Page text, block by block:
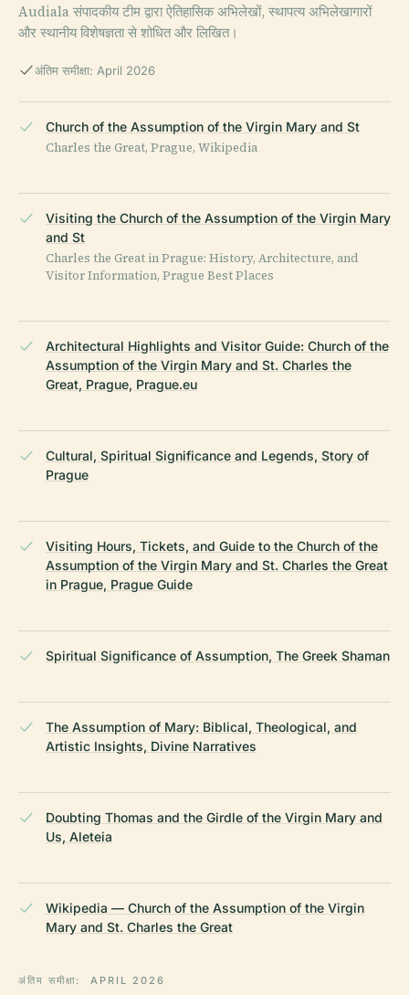
Audiala संपादकीय टीम द्वारा ऐतिहासिक अभिलेखों, स्थापत्य अभिलेखागारों
और स्थानीय विशेषज्ञता से शोधित और लिखित।
अंतिम समीक्षा: April 2026
Church of the Assumption of the Virgin Mary and St
Charles the Great, Prague, Wikipedia
Visiting the Church of the Assumption of the Virgin Mary
and St
Charles the Great in Prague: History, Architecture, and
Visitor Information, Prague Best Places
Architectural Highlights and Visitor Guide: Church of the
Assumption of the Virgin Mary and St. Charles the
Great, Prague, Prague.eu
Cultural, Spiritual Significance and Legends, Story of
Prague
Visiting Hours, Tickets, and Guide to the Church of the
Assumption of the Virgin Mary and St. Charles the Great
in Prague, Prague Guide
Spiritual Significance of Assumption, The Greek Shaman
The Assumption of Mary: Biblical, Theological, and
Artistic Insights, Divine Narratives
Doubting Thomas and the Girdle of the Virgin Mary and
Us, Aleteia
Wikipedia — Church of the Assumption of the Virgin
Mary and St. Charles the Great
अंतिम समीक्षा: APRIL 2026